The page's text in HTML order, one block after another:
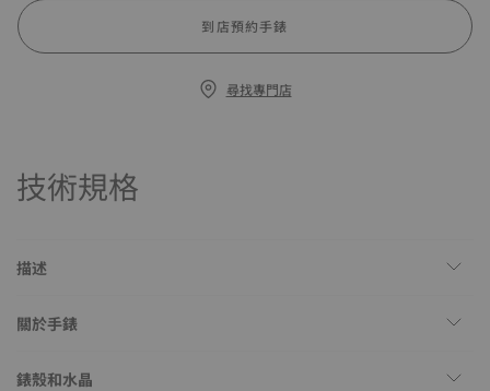
到店預約手錶
尋找專門店
技術規格
描述
關於手錶
錶殼和水晶